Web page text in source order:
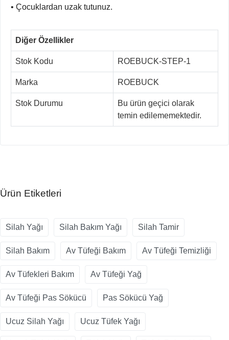
• Çocuklardan uzak tutunuz.
Diğer Özellikler
Stok Kodu ROEBUCK-STEP-1
Marka ROEBUCK
Stok Durumu
Bu ürün geçici olarak
temin edilememektedir.
Ürün Etiketleri
Silah Yağı Silah Bakım Yağı Silah Tamir
Silah Bakım Av Tüfeği Bakım Av Tüfeği Temizliği
Av Tüfekleri Bakım Av Tüfeği Yağ
Av Tüfeği Pas Sökücü Pas Sökücü Yağ
Ucuz Silah Yağı Ucuz Tüfek Yağı